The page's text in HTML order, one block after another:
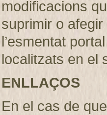
modificacions
suprimir o
l’esmentat
localitzats en el
ENLLAÇOS
En el cas de